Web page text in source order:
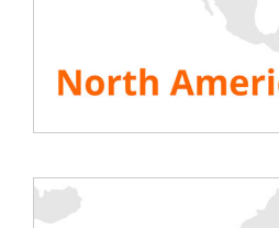
Påminnelse: Disse
deg 21. og 22. mars 2018 av
Solutions Datacenters
Del denne historien,